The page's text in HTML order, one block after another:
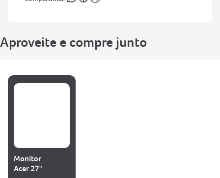
Aproveite e compre junto
Monitor
Acer 27"